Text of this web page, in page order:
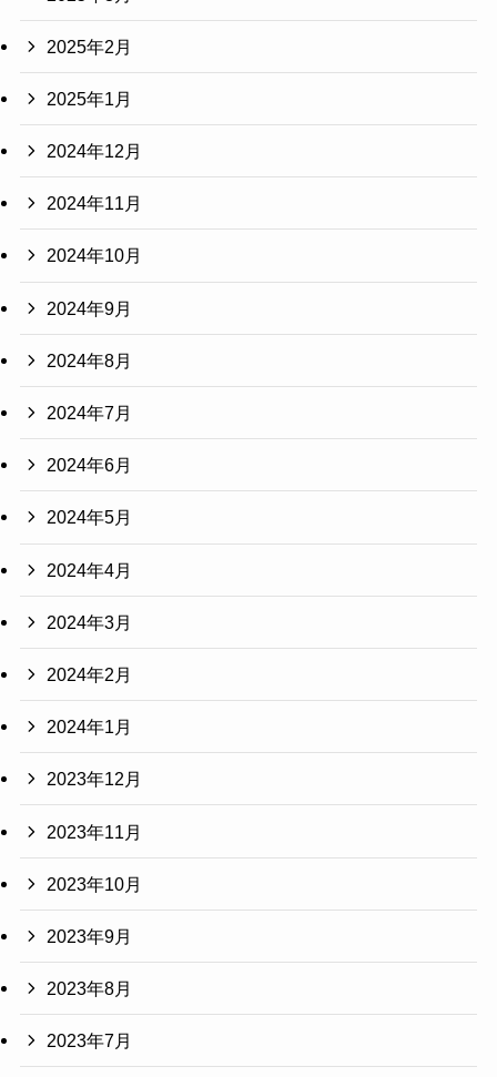
2025年2月
2025年1月
2024年12月
2024年11月
2024年10月
2024年9月
2024年8月
2024年7月
2024年6月
2024年5月
2024年4月
2024年3月
2024年2月
2024年1月
2023年12月
2023年11月
2023年10月
2023年9月
2023年8月
2023年7月